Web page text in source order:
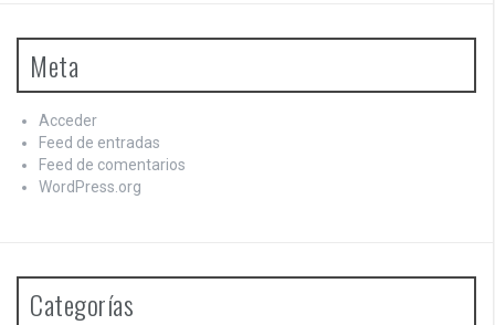
Meta
Acceder
Feed de entradas
Feed de comentarios
WordPress.org
Categorías